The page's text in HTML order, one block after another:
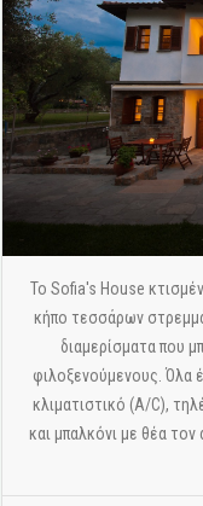
Το Sofia's House
κήπο τεσσάρων
διαμερίσματα που
φιλοξενούμενους. Όλα
κλιματιστικό (A/C),
και μπαλκόνι με θέα